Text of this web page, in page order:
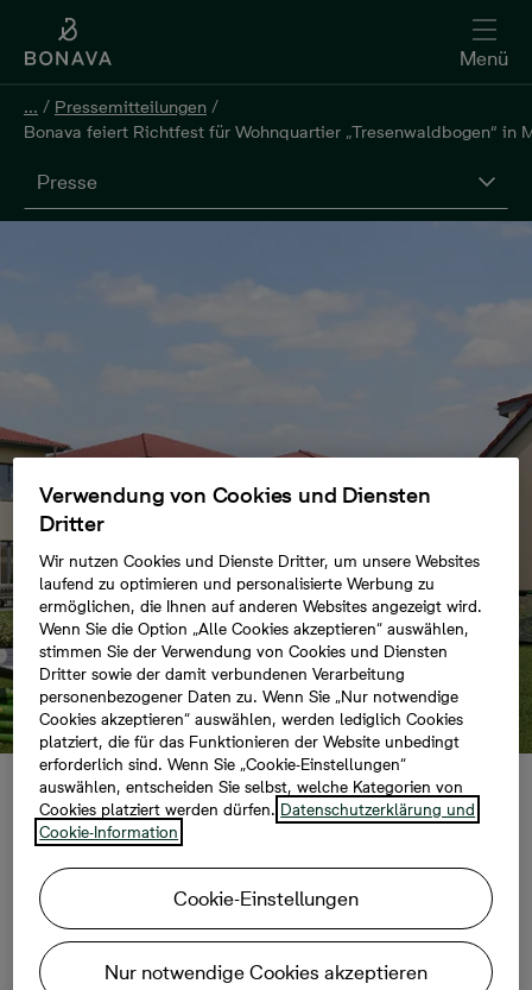
Menü
... / Pressemitteilungen /
Bonava feiert Richtfest für Wohnquartier „Tresenwaldbogen“ in
Presse
Bonava feiert
Richtfest für
Wohnquartier
Verwendung von Cookies und Diensten
Dritter
Wir nutzen Cookies und Dienste Dritter, um unsere Websites
laufend zu optimieren und personalisierte Werbung zu
ermöglichen, die Ihnen auf anderen Websites angezeigt wird.
Wenn Sie die Option „Alle Cookies akzeptieren“ auswählen,
stimmen Sie der Verwendung von Cookies und Diensten
Dritter sowie der damit verbundenen Verarbeitung
personenbezogener Daten zu. Wenn Sie „Nur notwendige
Cookies akzeptieren“ auswählen, werden lediglich Cookies
platziert, die für das Funktionieren der Website unbedingt
erforderlich sind. Wenn Sie „Cookie-Einstellungen“
auswählen, entscheiden Sie selbst, welche Kategorien von
Cookies platziert werden dürfen. Datenschutzerklärung und
Cookie-Information
Cookie-Einstellungen
Nur notwendige Cookies akzeptieren